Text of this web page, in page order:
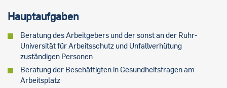
Hauptaufgaben
Beratung des Arbeitgebers und der sonst an der Ruhr-
Universität für Arbeitsschutz und Unfallverhütung
zuständigen Personen
Beratung der Beschäftigten in Gesundheitsfragen am
Arbeitsplatz